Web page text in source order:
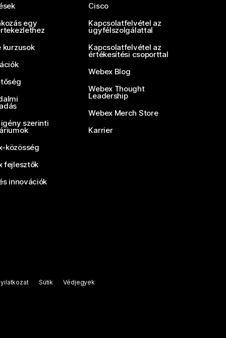
egy
kurzusok
igény szerinti
közösség
fejlesztők
innovációk
Cisco
Kapcsolatfelvétel az
ügyfélszolgálattal
Kapcsolatfelvétel az
értékesítési csoporttal
Webex Blog
Webex Thought
Leadership
Webex Merch Store
Karrier
Sütik Védjegyek